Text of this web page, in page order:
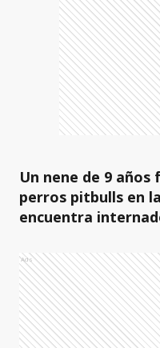
Un nene de 9
perros pitbulls en
encuentra
Ads